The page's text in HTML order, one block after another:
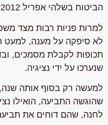
הביטוח בשלהי אפריל 2012.
למרות פניות רבות מצד
לא סיפקה על מענה, למעט
תכופות לקבלת מסמכים,
שנערכו על ידי נציגיה.
למעשה רק בסוף אותה
שהוגשה התביעה, הואילו
לחנה, שהם דוחים את